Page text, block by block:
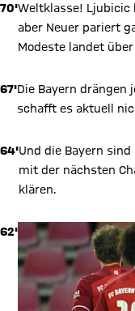
70'Weltklasse!
aber Neuer pariert
Modeste landet
67'Die Bayern drängen
schafft es aktuell
64'Und die Bayern
mit der nächsten
klären.
62'